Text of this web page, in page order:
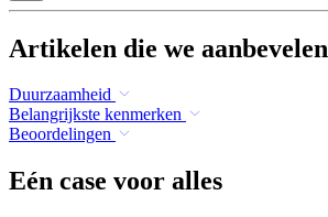
Artikelen die we aanbevelen
Duurzaamheid
Belangrijkste kenmerken
Beoordelingen
Eén case voor alles